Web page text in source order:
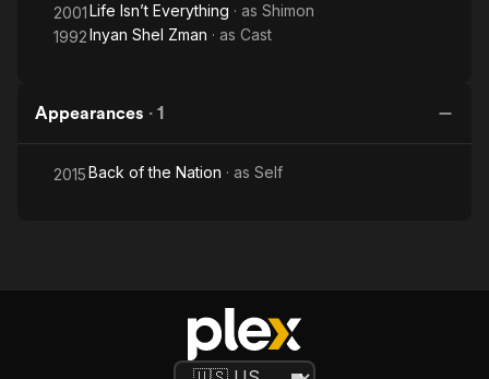
2001Life Isn’t Everything · as Shimon
1992Inyan Shel Zman · as Cast
Appearances · 1
2015Back of the Nation · as Self